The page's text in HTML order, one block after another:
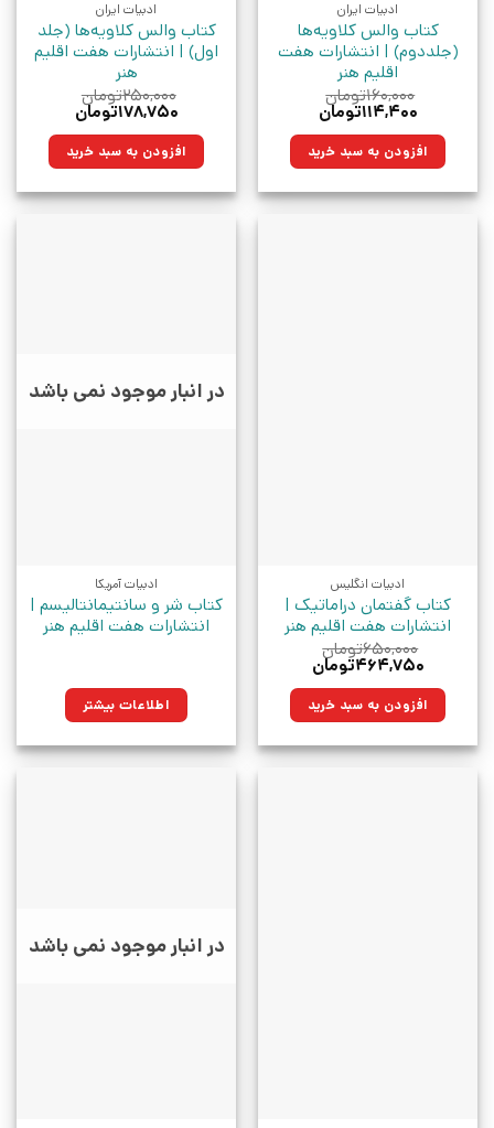
ادبیات ایران
کتاب والس کلاویه‌ها
(جلددوم) | انتشارات هفت
اقلیم هنر
۱۶۰,۰۰۰تومان
قیمت
۱۶۰,۰۰۰تومان
بود.
۱۱۴,۴۰۰تومان
۱۱۴,۴۰۰تومان.افزودن به سبد خرید
ادبیات ایران
کتاب والس کلاویه‌ها (جلد
اول) | انتشارات هفت اقلیم
هنر
۲۵۰,۰۰۰تومان
قیمت
۲۵۰,۰۰۰تومان
بود.
۱۷۸,۷۵۰تومان
۱۷۸,۷۵۰تومان.افزودن به سبد خرید
ادبیات انگلیس
کتاب گفتمان دراماتیک |
انتشارات هفت اقلیم هنر
۶۵۰,۰۰۰تومان
قیمت
۶۵۰,۰۰۰تومان
بود.
۴۶۴,۷۵۰تومان
۴۶۴,۷۵۰تومان.افزودن به سبد خرید
در انبار موجود نمی باشد
ادبیات آمریکا
کتاب شر و سانتیمانتالیسم |
انتشارات هفت اقلیم هنر
اطلاعات بیشتر
در انبار موجود نمی باشد